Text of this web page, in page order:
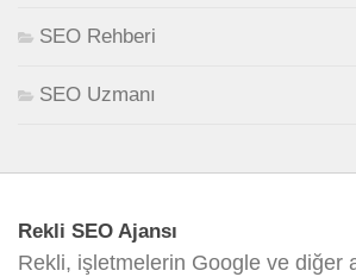
SEO Rehberi
SEO Uzmanı
Rekli SEO Ajansı
Rekli, işletmelerin Google ve diğer